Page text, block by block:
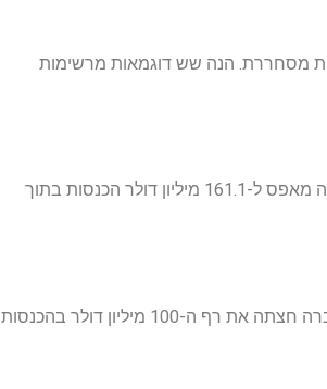
מסחררת. הנה שש דוגמאות מרשימות
Monday.com, שהוקמה ב-2012, הפכה למובילה עולמית בתחום ניהול הפרויקטים והצוותים. החברה צמחה מאפס ל-161.1 מיליון דולר הכנסות בתוך
Wix, שהחלה את דרכה ב-2006, זינקה במהירות שיא בתחום בניית האתרים. תוך פחות מחמש שנים, החברה חצתה את רף ה-100 מיליון דולר בהכנסות